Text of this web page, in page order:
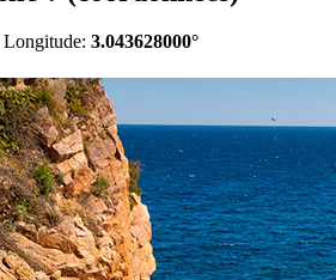
Longitude: 3.043628000°